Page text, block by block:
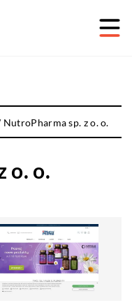
NutroPharma sp. z o. o.
o. o.